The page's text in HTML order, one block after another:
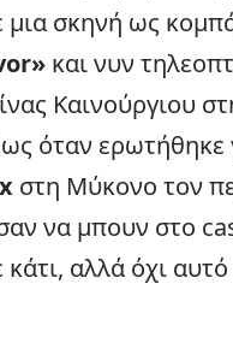
μια σκηνή ως
και νυν
Καινούργιου
όταν ερωτήθηκε
στη Μύκονο τον
να μπουν στο
αλλά όχι